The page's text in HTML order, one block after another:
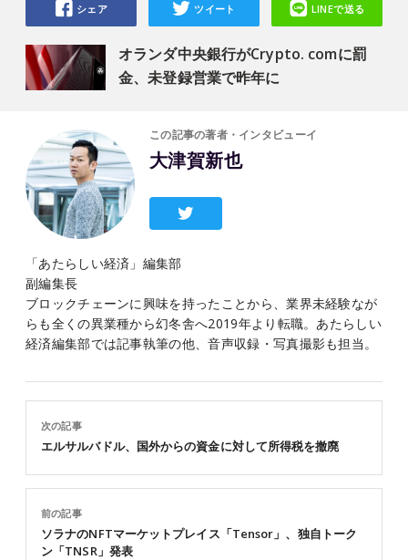
オランダ中央銀行がCrypto. comに罰
金、未登録営業で昨年に
シェア ツイート LINEで送る
この記事の著者・インタビューイ
大津賀新也
「あたらしい経済」編集部
副編集長
ブロックチェーンに興味を持ったことから、業界未経験なが
らも全くの異業種から幻冬舎へ2019年より転職。あたらしい
経済編集部では記事執筆の他、音声収録・写真撮影も担当。
前の記事
ソラナのNFTマーケットプレイス「Tensor」、独自トーク
ン「TNSR」発表
次の記事
エルサルバドル、国外からの資金に対して所得税を撤廃